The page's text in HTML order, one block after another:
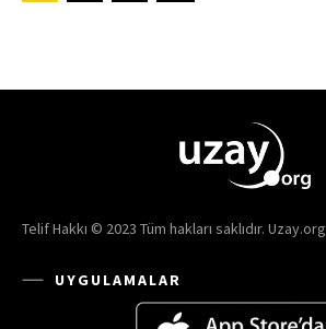
Telif Hakkı © 2023 Tüm hakları saklıdır. Uzay.org
UYGULAMALAR